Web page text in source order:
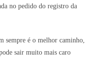
no pedido do registro da
sempre é o melhor caminho,
sair muito mais caro